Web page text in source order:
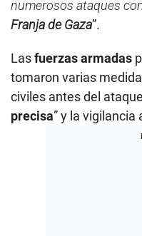
numerosos ataques
Franja de Gaza”.
Lasfuerzas armadas
tomaron varias
civiles antes del
precisa” y la vigilancia